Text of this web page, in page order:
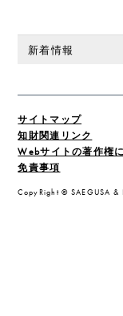
新着情報
サイトマップ
知財関連リンク
Webサイトの著作権
免責事項
CopyRight © SAEGUSA &